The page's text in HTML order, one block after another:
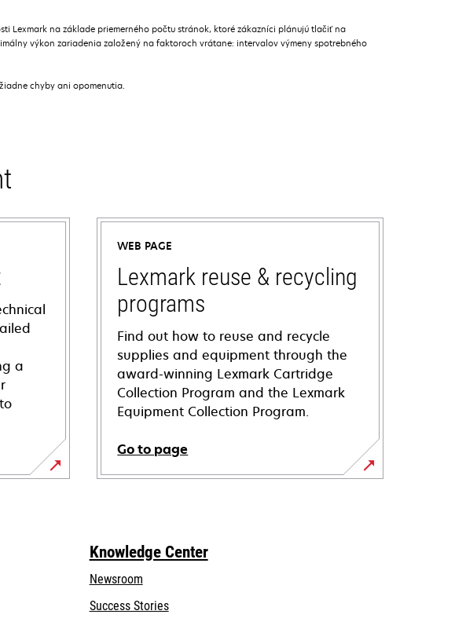
Lexmark na základe priemerného počtu stránok, ktoré zákazníci plánujú tlačiť na
výkon zariadenia založený na faktoroch vrátane: intervalov výmeny spotrebného
chyby ani opomenutia.
a
WEB PAGE
Lexmark reuse & recycling
programs
Find out how to reuse and recycle
supplies and equipment through the
award-winning Lexmark Cartridge
Collection Program and the Lexmark
Equipment Collection Program.
Go to page
Knowledge Center
Newsroom
Success Stories